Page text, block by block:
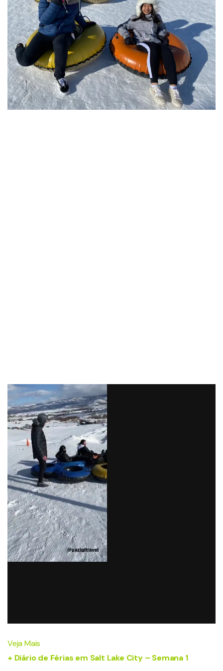
Veja Mais
+ Diário de Férias em Salt Lake City – Semana 1